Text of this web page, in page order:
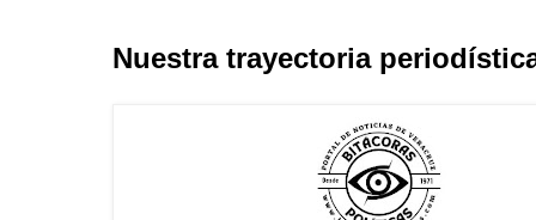
Nuestra trayectoria